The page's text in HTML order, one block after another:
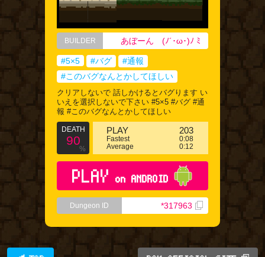
BUILDER あぼーん (⁠ﾉ⁠´⁠･⁠ω⁠･⁠)⁠ﾉ⁠ ⁠ﾐ⁠ ⁠
#5×5 #バグ
#通報
#このバグなんとかしてほしい
クリアしないで 話しかけるとバグります い
いえを選択しないで下さい #5×5 #バグ #通
報 #このバグなんとかしてほしい
DEATH
90
%
PLAY 203
Fastest
0:08
Average
0:12
PLAY on ANDROID
Dungeon ID *317963